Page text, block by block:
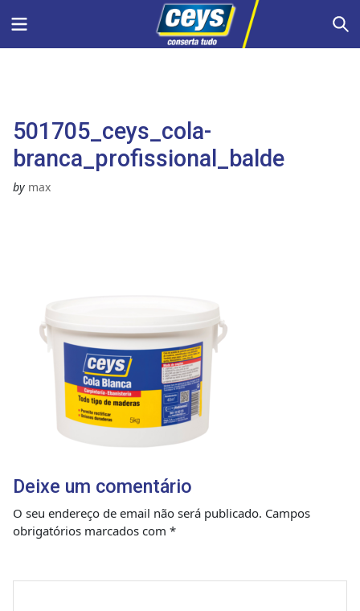
Menu
501705_ceys_cola-
branca_profissional_balde
by max
Deixe um comentário
O seu endereço de email não será publicado. Campos
obrigatórios marcados com *